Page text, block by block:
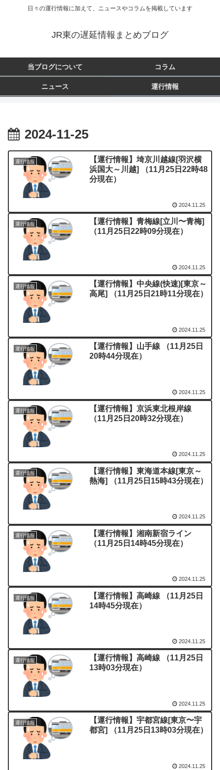
日々の運行情報に加えて、ニュースやコラムを掲載しています
JR東の遅延情報まとめブログ
当ブログについて コラム
ニュース 運行情報
2024-11-25
運行情報
【運行情報】埼京川越線[羽沢横
浜国大～川越] （11月25日22時48
分現在）
2024.11.25
運行情報
【運行情報】青梅線[立川〜青梅]
（11月25日22時09分現在）
2024.11.25
運行情報
【運行情報】中央線(快速)[東京～
高尾] （11月25日21時11分現在）
2024.11.25
運行情報
【運行情報】山手線 （11月25日
20時44分現在）
2024.11.25
運行情報
【運行情報】京浜東北根岸線
（11月25日20時32分現在）
2024.11.25
運行情報
【運行情報】東海道本線[東京～
熱海] （11月25日15時43分現在）
2024.11.25
運行情報
【運行情報】湘南新宿ライン
（11月25日14時45分現在）
2024.11.25
運行情報
【運行情報】高崎線 （11月25日
14時45分現在）
2024.11.25
運行情報
【運行情報】高崎線 （11月25日
13時03分現在）
2024.11.25
運行情報
【運行情報】宇都宮線[東京〜宇
都宮] （11月25日13時03分現在）
2024.11.25